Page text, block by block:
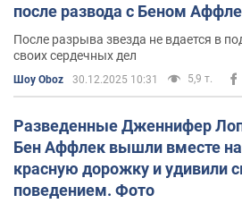
после развода с Беном
После разрыва звезда не вдается в
своих сердечных дел
Шоу Oboz 30.12.2025 10:31 5,9 т.
Разведенные Дженнифер
Бен Аффлек вышли вместе на
красную дорожку и удивили
поведением. Фото